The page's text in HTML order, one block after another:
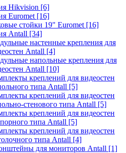
Hikvision [6]
Euromet [16]
стойки 19" Euromet [16]
Antall [34]
настенные крепления для
Antall [4]
напольные крепления для
Antall [10]
креплений для видеостен
типа Antall [5]
креплений для видеостен
стенового типа Antall [5]
креплений для видеостен
типа Antall [5]
креплений для видеостен
типа Antall [4]
для мониторов Antall [1]